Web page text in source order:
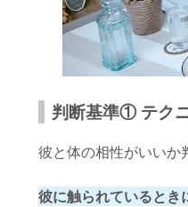
判断基準① テク
彼と体の相性がいいか
彼に触られているとき